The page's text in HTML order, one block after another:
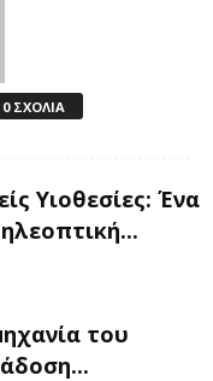
0 ΣΧΟΛΙΑ
Υιοθεσίες: Ένα
του